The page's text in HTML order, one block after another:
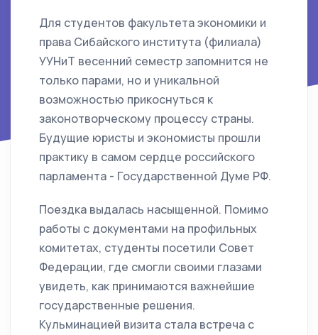
Для студентов факультета экономики и
права Сибайского института (филиала)
УУНиТ весенний семестр запомнится не
только парами, но и уникальной
возможностью прикоснуться к
законотворческому процессу страны.
Будущие юристы и экономисты прошли
практику в самом сердце российского
парламента - Государственной Думе РФ.
Поездка выдалась насыщенной. Помимо
работы с документами на профильных
комитетах, студенты посетили Совет
Федерации, где смогли своими глазами
увидеть, как принимаются важнейшие
государственные решения.
Кульминацией визита стала встреча с